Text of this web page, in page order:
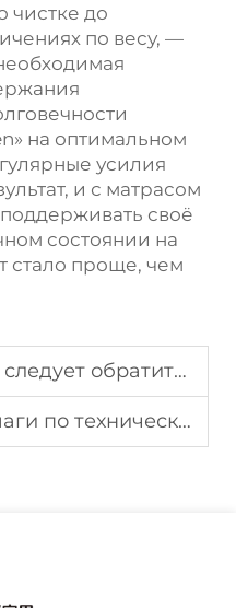
чистке до
по весу, —
на оптимальном
усилия
и с матрасом
своё
состоянии на
стало проще, чем
перед покупкой матраса размера «queen» в интернете?
позволяют поддерживать хорошую работу матраса для умной кровати?